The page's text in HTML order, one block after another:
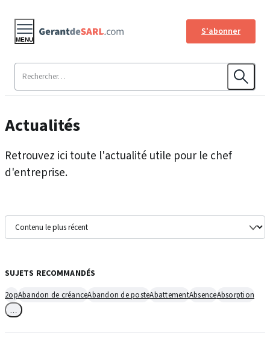
S'abonner
MENU
Actualités
Retrouvez ici toute l'actualité utile pour le chef
d'entreprise.
SUJETS RECOMMANDÉS
2opAbandon de créanceAbandon de posteAbattementAbsenceAbsorption